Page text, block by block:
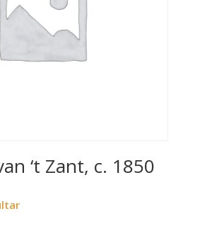
‘t Zant, c. 1850